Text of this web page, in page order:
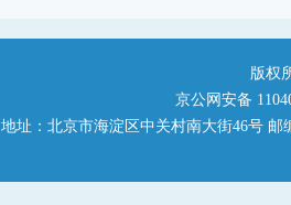
版权
京公网安备
地址：北京市海淀区中关村南大街46号 邮